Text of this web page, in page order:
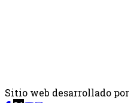
Sitio web desarrollado por